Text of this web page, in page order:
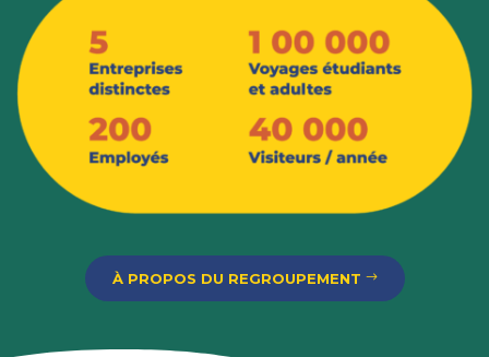
À PROPOS DU REGROUPEMENT